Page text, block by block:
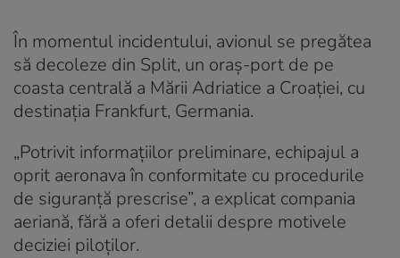
În momentul incidentului, avionul se pregătea
să decoleze din Split, un oraș-port de pe
coasta centrală a Mării Adriatice a Croației, cu
destinația Frankfurt, Germania.
„Potrivit informațiilor preliminare, echipajul a
oprit aeronava în conformitate cu procedurile
de siguranță prescrise”, a explicat compania
aeriană, fără a oferi detalii despre motivele
deciziei piloților.